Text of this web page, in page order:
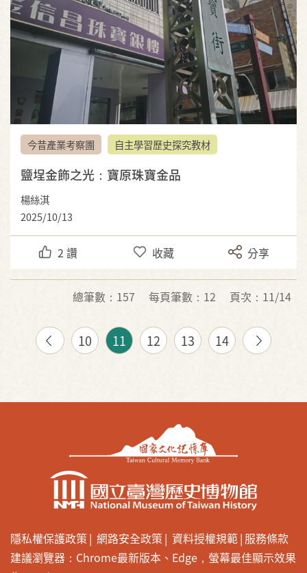
今昔產業考察團 自主學習歷史探究教材
鹽埕金飾之光：寶原珠寶金品
楊絲淇
2025/10/13
2 讚 收藏 分享
總筆數：157 每頁筆數：12 頁次：11/14
10 11 12 13 14
隱私權保護政策 網路安全政策 資料授權規範 服務條款
建議瀏覽器：Chrome最新版本、Edge，螢幕最佳顯示效果